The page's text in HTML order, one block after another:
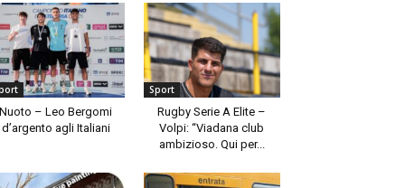
Nuoto – Leo Bergomi
d’argento agli Italiani
Sport
Rugby Serie A Elite –
Volpi: “Viadana club
ambizioso. Qui per...